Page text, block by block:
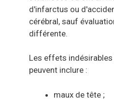
d'infarctus ou
cérébral, sauf
différente.
Les effets
peuvent inclure :
maux de tête ;